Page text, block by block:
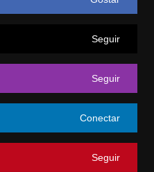
Seguir
Seguir
Conectar
Seguir